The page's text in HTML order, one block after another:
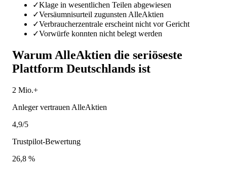
✓Klage in wesentlichen Teilen abgewiesen
✓Versäumnisurteil zugunsten AlleAktien
✓Verbraucherzentrale erscheint nicht vor Gericht
✓Vorwürfe konnten nicht belegt werden
Warum AlleAktien die seriöseste
Plattform Deutschlands ist
2 Mio.+
Anleger vertrauen AlleAktien
4,9/5
Trustpilot-Bewertung
26,8 %